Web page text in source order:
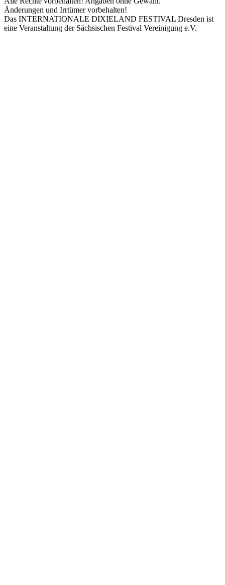
Änderungen und Irrtümer vorbehalten!
Das INTERNATIONALE DIXIELAND FESTIVAL Dresden ist
eine Veranstaltung der Sächsischen Festival Vereinigung e.V.